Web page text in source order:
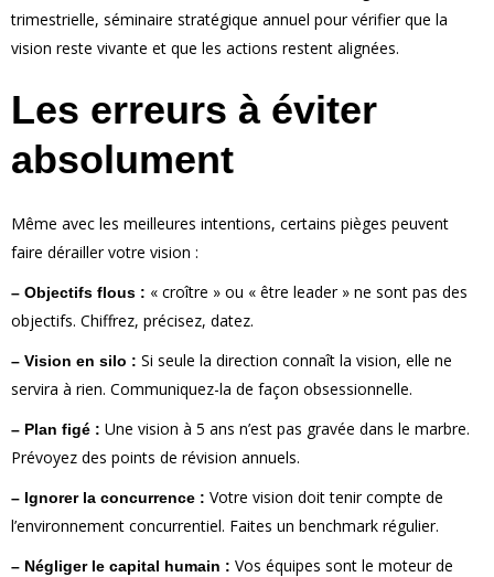
trimestrielle, séminaire stratégique annuel pour vérifier que la
vision reste vivante et que les actions restent alignées.
Les erreurs à éviter
absolument
Même avec les meilleures intentions, certains pièges peuvent
faire dérailler votre vision :
– Objectifs flous : « croître » ou « être leader » ne sont pas des
objectifs. Chiffrez, précisez, datez.
– Vision en silo : Si seule la direction connaît la vision, elle ne
servira à rien. Communiquez-la de façon obsessionnelle.
– Plan figé : Une vision à 5 ans n’est pas gravée dans le marbre.
Prévoyez des points de révision annuels.
– Ignorer la concurrence : Votre vision doit tenir compte de
l’environnement concurrentiel. Faites un benchmark régulier.
– Négliger le capital humain : Vos équipes sont le moteur de